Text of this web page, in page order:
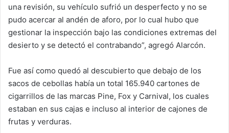
una revisión, su vehículo sufrió un desperfecto y no se
pudo acercar al andén de aforo, por lo cual hubo que
gestionar la inspección bajo las condiciones extremas del
desierto y se detectó el contrabando”, agregó Alarcón.
Fue así como quedó al descubierto que debajo de los
sacos de cebollas había un total 165.940 cartones de
cigarrillos de las marcas Pine, Fox y Carnival, los cuales
estaban en sus cajas e incluso al interior de cajones de
frutas y verduras.